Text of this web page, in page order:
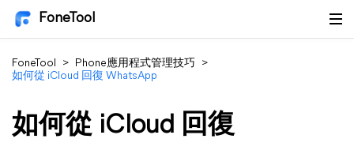
FoneTool
FoneTool > Phone應用程式管理技巧
>
如何從 iCloud 回復 WhatsApp
如何從 iCloud 回復